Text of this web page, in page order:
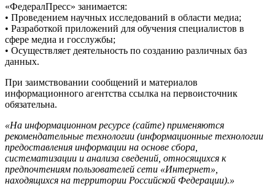
«ФедералПресс» занимается:
• Проведением научных исследований в области медиа;
• Разработкой приложений для обучения специалистов в
сфере медиа и госслужбы;
• Осуществляет деятельность по созданию различных баз
данных.
При заимствовании сообщений и материалов
информационного агентства ссылка на первоисточник
обязательна.
«На информационном ресурсе (сайте) применяются
рекомендательные технологии (информационные технологии
предоставления информации на основе сбора,
систематизации и анализа сведений, относящихся к
предпочтениям пользователей сети «Интернет»,
находящихся на территории Российской Федерации).»